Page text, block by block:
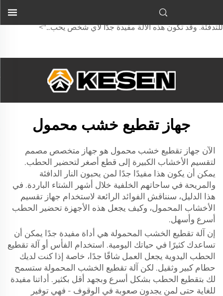
مصممة لتقسيم الجذوع الكبيرة إلى قطع أصغر تُستخدم كحطب
للتدفئة. وقد تكون هذه الآلة مفيدة جدًّا لأي شخص يحب...">
جهاز تقطيع خشب محمول
الآن جهاز تقطيع خشب محمول هو جهاز متخصص مصمم
لتقسيم الأخشاب الكبيرة إلى قطع أصغر لتحضير الحطب.
يمكن أن يكون هذا مفيدًا جدًا لمن يحبون النار الدافئة
والمريحة في ساحاتهم الخلفية خلال أشهر الشتاء الباردة. في
هذا الدليل، سنناقش الفوائد الرائعة لاستخدام جهاز تقسيم
الأخشاب المحمول، وكيف يجعل هذه الأجهزة تحضير الحطب
أسرع وأسهل.
إن آلة تقطيع الخشب المحمولة هي أداة مفيدة جدًا يمكن أن
تساعدك كثيرًا في حياتك اليومية. استخدام الفأس أو آلة تقطيع
الحطب اليدوية يجعل العمل شاقًا جدًا، خاصة إذا كنت لديك
حطام كبير وثقيل. لكن آلة تقطيع الخشب المحمولة ستسمح
لك بتقطيع الحطب بشكل أسرع وبجهد أقل بكثير. أداتنا مفيدة
للغاية حتى لمن يجدون صعوبة في الوقوف - فهي توفير